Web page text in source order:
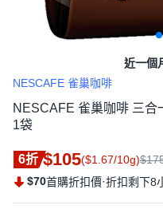
近一個
NESCAFE 雀巢咖啡
NESCAFE 雀巢咖啡 三合
1袋
6折 $105($1.67/10g)
$70首購折扣價·折扣剩下8